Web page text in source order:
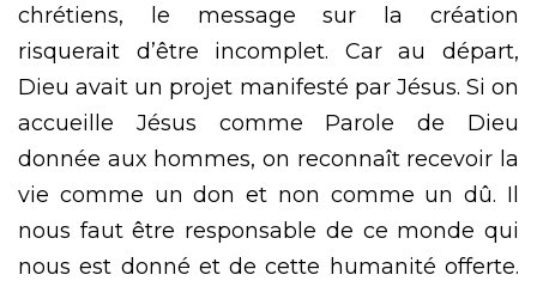
chrétiens, le message sur la création
risquerait d’être incomplet. Car au départ,
Dieu avait un projet manifesté par Jésus. Si on
accueille Jésus comme Parole de Dieu
donnée aux hommes, on reconnaît recevoir la
vie comme un don et non comme un dû. Il
nous faut être responsable de ce monde qui
nous est donné et de cette humanité offerte.